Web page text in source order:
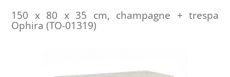
150 x 80 x 35 cm, champagne + trespa
Ophira (TO-01319)